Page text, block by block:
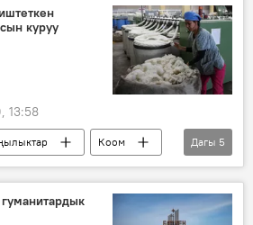
Артем Новиков
жетекчи
куруу
13:58
Коом
Ат-Башы
Дагы 5